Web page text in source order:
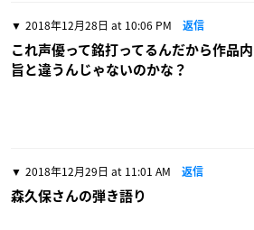
2018年12月28日 at 10:06 PM 返信
これ声優って銘打ってるんだから作品
旨と違うんじゃないのかな？
2018年12月29日 at 11:01 AM 返信
森久保さんの弾き語り